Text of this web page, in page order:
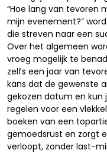
“Hoe lang van tevoren
mijn evenement?”
die streven naar een
Over het algemeen
vroeg mogelijk te
zelfs een jaar van
kans dat de gewenste
gekozen datum en kun
regelen voor een
boeken van een
gemoedsrust en zorgt
verloopt, zonder last-